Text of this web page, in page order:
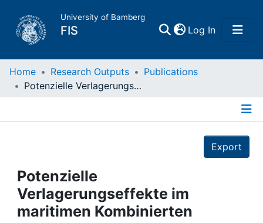
University of Bamberg
FIS Log In(current)
Home
Projects
People
Home Research Outputs
Publications
Potenzielle Verlagerungseffekte im maritimen Kombinierten Verkehr : Aktuelle Entwicklungen und Anforderungen an Markt und Politik am Beispiel Kontinentaleuropa
Export
Potenzielle
Verlagerungseffekte im
maritimen Kombinierten